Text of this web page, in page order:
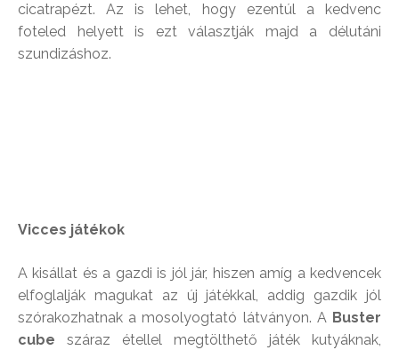
cicatrapézt. Az is lehet, hogy ezentúl a kedvenc
foteled helyett is ezt választják majd a délutáni
szundizáshoz.
Vicces játékok
A kisállat és a gazdi is jól jár, hiszen amíg a kedvencek
elfoglalják magukat az új játékkal, addig gazdik jól
szórakozhatnak a mosolyogtató látványon. A Buster
cube száraz étellel megtölthető játék kutyáknak,